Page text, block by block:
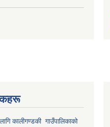
कालीगण्डकी गाउँपालिकाको